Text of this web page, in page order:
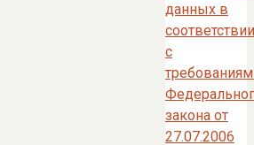
данных в
соответствии
с
закона от
27.07.2006